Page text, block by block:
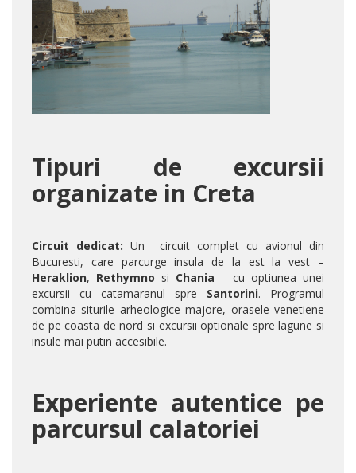
Tipuri de excursii
organizate in Creta
Circuit dedicat:Un
circuit complet cu avionul din
Bucuresti, care parcurge insula de la est la vest –
Heraklion, Rethymno si Chania – cu optiunea unei
excursii cu catamaranul spre Santorini. Programul
combina siturile arheologice majore, orasele venetiene
de pe coasta de nord si excursii optionale spre lagune si
insule mai putin accesibile.
Experiente autentice pe
parcursul calatoriei